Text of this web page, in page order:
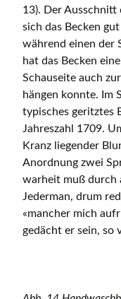
13). Der Ausschnitt
sich das Becken
während einen der
hat das Becken
Schauseite auch
hängen konnte. Im
typisches geritztes
Jahreszahl 1709.
Kranz liegender
Anordnung zwei
warheit muß durch
Jederman, drum
«mancher mich
gedächt er sein, so